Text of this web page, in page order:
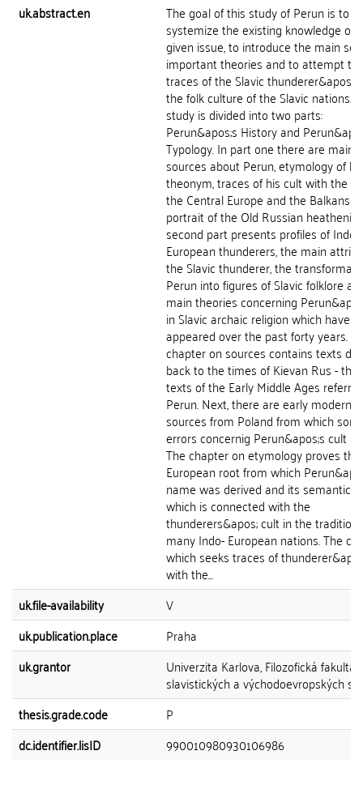
uk.abstract.en
The goal of this study of Perun is to
systemize the existing knowledge of
given issue, to introduce the main
important theories and to attempt to
traces of the Slavic
the folk culture of the Slavic nations.
study is divided into two parts:
Perun&apos;s History and
Typology. In part one there are main
sources about Perun, etymology of his
theonym, traces of his cult with the
the Central Europe and the Balkans
portrait of the Old Russian
second part presents profiles of Indo-
European thunderers, the main
the Slavic thunderer, the
Perun into figures of Slavic folklore
main theories concerning
in Slavic archaic religion which have
appeared over the past forty years.
chapter on sources contains texts
back to the times of Kievan Rus - the
texts of the Early Middle Ages
Perun. Next, there are early modern
sources from Poland from which
errors concernig Perun&apos;s cult
The chapter on etymology proves
European root from which
name was derived and its semantic
which is connected with the
thunderers&apos; cult in the
many Indo- European nations. The
which seeks traces of
with the...
uk.file-availability
V
uk.publication.place
Praha
uk.grantor
Univerzita Karlova, Filozofická fakulta,
slavistických a východoevropských
thesis.grade.code
P
dc.identifier.lisID
990010980930106986